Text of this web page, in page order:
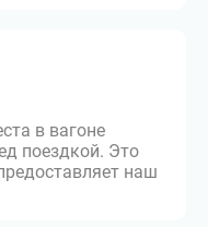
в вагоне
поездкой. Это
наш